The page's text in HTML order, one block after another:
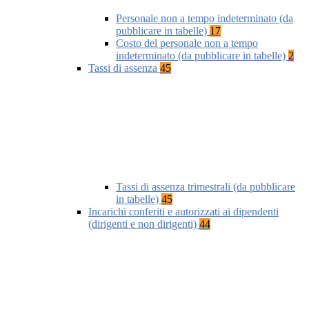
Personale non a tempo indeterminato (da
pubblicare in tabelle) 17
Costo del personale non a tempo
indeterminato (da pubblicare in tabelle) 2
Tassi di assenza 45
Tassi di assenza trimestrali (da pubblicare
in tabelle) 45
Incarichi conferiti e autorizzati ai dipendenti
(dirigenti e non dirigenti) 44